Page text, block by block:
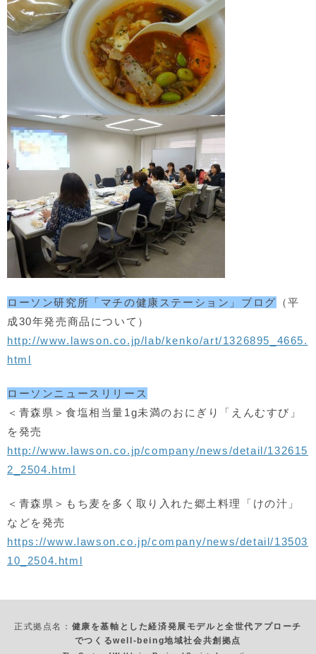
ローソン研究所「マチの健康ステーション」ブログ
（平
成30年発売商品について）
http://www.lawson.co.jp/lab/kenko/art/1326895_4665.
html
ローソンニュースリリース
＜青森県＞食塩相当量1g未満のおにぎり「えんむすび」
を発売
http://www.lawson.co.jp/company/news/detail/132615
2_2504.html
＜青森県＞もち麦を多く取り入れた郷土料理「けの汁」
などを発売
https://www.lawson.co.jp/company/news/detail/13503
10_2504.html
正式拠点名： 健康を基軸とした経済発展モデルと全世代アプローチ
でつくるwell-being地域社会共創拠点